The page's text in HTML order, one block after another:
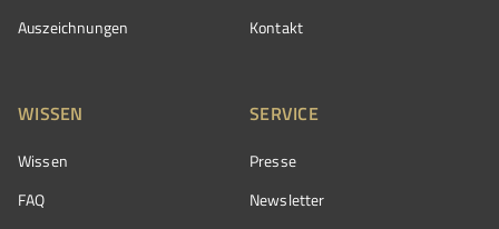
Auszeichnungen
Kontakt
WISSEN
Wissen
FAQ
SERVICE
Presse
Newsletter